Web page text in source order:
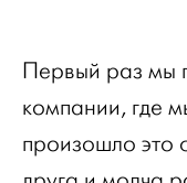
Первый раз мы
компании, где
произошло это